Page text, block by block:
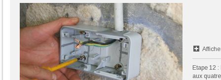
Etape 12
aux